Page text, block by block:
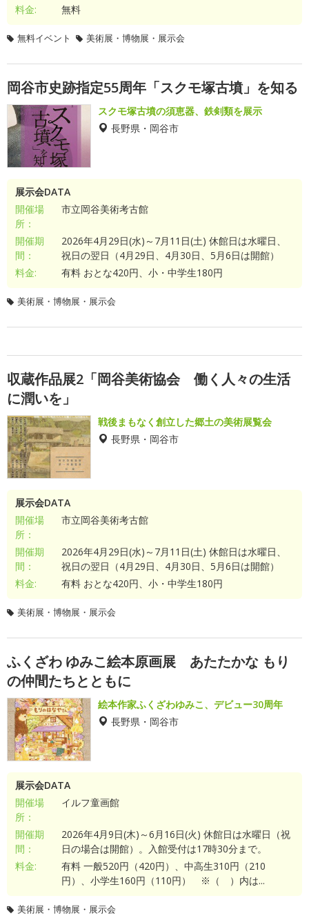
料金: 無料
無料イベント 美術展・博物展・展示会
岡谷市史跡指定55周年「スクモ塚古墳」を知る
スクモ塚古墳の須恵器、鉄剣類を展示
長野県・岡谷市
展示会DATA
開催場
所：
市立岡谷美術考古館
開催期
間：
2026年4月29日(水)～7月11日(土) 休館日は水曜日、
祝日の翌日（4月29日、4月30日、5月6日は開館）
料金:
有料 おとな420円、小・中学生180円
美術展・博物展・展示会
収蔵作品展2「岡谷美術協会 働く人々の生活
に潤いを」
戦後まもなく創立した郷土の美術展覧会
長野県・岡谷市
展示会DATA
開催場
所：
市立岡谷美術考古館
開催期
間：
2026年4月29日(水)～7月11日(土) 休館日は水曜日、
祝日の翌日（4月29日、4月30日、5月6日は開館）
料金:
有料 おとな420円、小・中学生180円
美術展・博物展・展示会
ふくざわ ゆみこ絵本原画展 あたたかな もり
の仲間たちとともに
絵本作家ふくざわゆみこ、デビュー30周年
長野県・岡谷市
展示会DATA
開催場
所：
イルフ童画館
開催期
間：
2026年4月9日(木)～6月16日(火) 休館日は水曜日（祝
日の場合は開館）。入館受付は17時30分まで。
料金:
有料 一般520円（420円）、中高生310円（210
円）、小学生160円（110円） ※（ ）内は...
美術展・博物展・展示会